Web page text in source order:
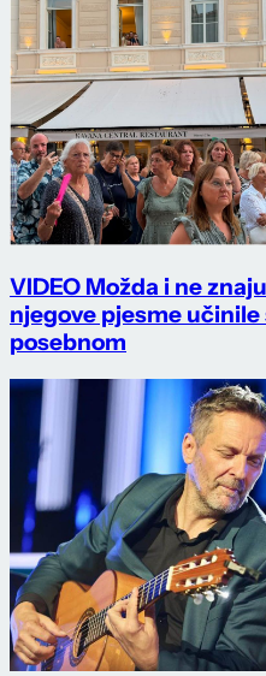
VIDEO Možda i ne
njegove pjesme
posebnom